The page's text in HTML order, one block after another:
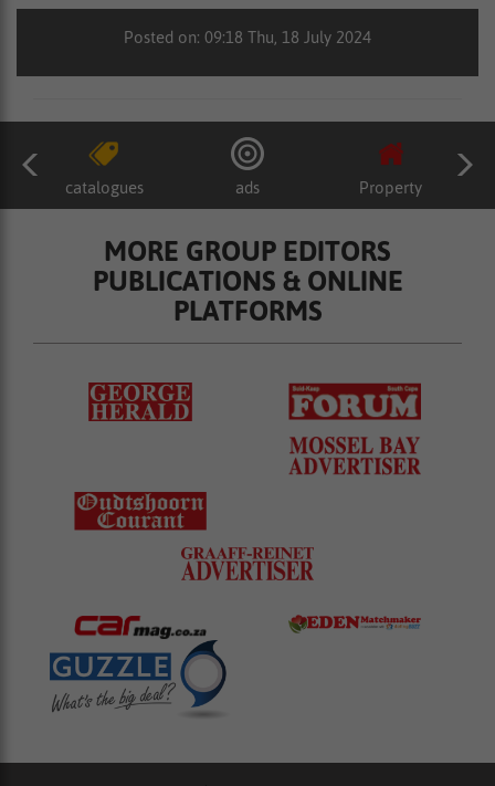
Posted on: 09:18 Thu, 18 July 2024
catalogues ads Property
MORE GROUP EDITORS
PUBLICATIONS & ONLINE
PLATFORMS